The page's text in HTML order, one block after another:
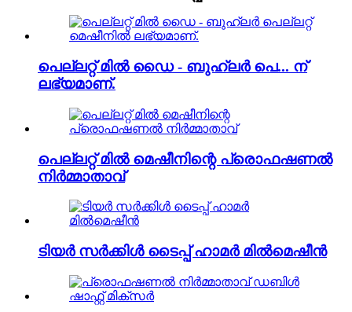
പെല്ലറ്റ് മിൽ ഡൈ - ബുഹ്ലർ പെ... ന്
ലഭ്യമാണ്.
പെല്ലറ്റ് മിൽ മെഷീനിന്റെ പ്രൊഫഷണൽ
നിർമ്മാതാവ്
ടിയർ സർക്കിൾ ടൈപ്പ് ഹാമർ മിൽമെഷീൻ